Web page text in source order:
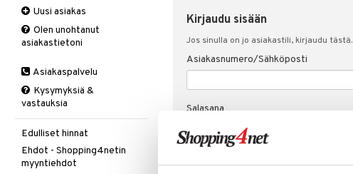
Kirjaudu sisään
Jos sinulla on jo asiakastili, kirjaudu tästä.
Asiakasnumero/Sähköposti
Salasana
Uusi asiakas
Olen unohtanut
asiakastietoni
Asiakaspalvelu
Kysymyksiä &
vastauksia
Edulliset hinnat
Ehdot - Shopping4netin
myyntiehdot